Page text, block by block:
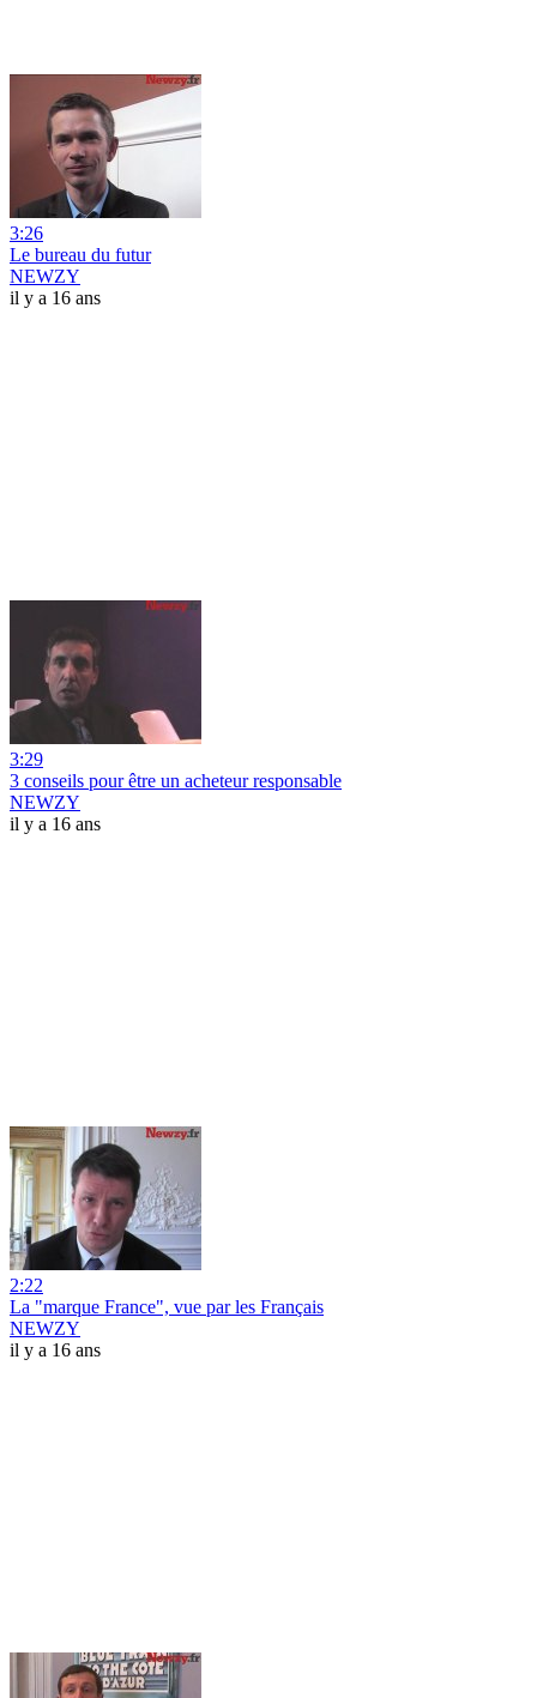
3:26
Le bureau du futur
NEWZY
il y a 16 ans
3:29
3 conseils pour être un acheteur responsable
NEWZY
il y a 16 ans
2:22
La "marque France", vue par les Français
NEWZY
il y a 16 ans